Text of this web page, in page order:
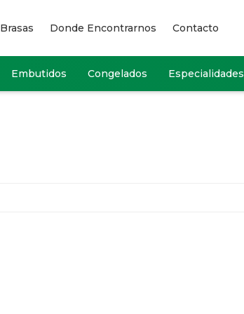
Embutidos Congelados Especialidades
Brasas Donde Encontrarnos Contacto